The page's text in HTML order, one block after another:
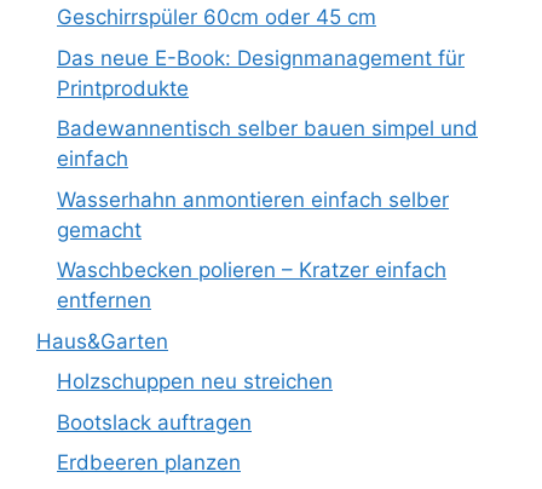
Geschirrspüler 60cm oder 45 cm
Das neue E-Book: Designmanagement für
Printprodukte
Badewannentisch selber bauen simpel und
einfach
Wasserhahn anmontieren einfach selber
gemacht
Waschbecken polieren – Kratzer einfach
entfernen
Haus&Garten
Holzschuppen neu streichen
Bootslack auftragen
Erdbeeren planzen